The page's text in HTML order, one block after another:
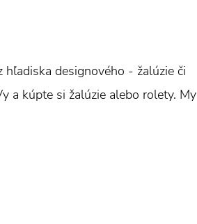
designového - žalúzie či
a kúpte si žalúzie alebo rolety. My